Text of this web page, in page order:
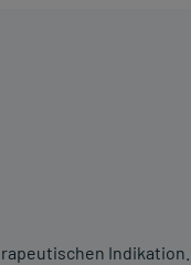
Indikation.